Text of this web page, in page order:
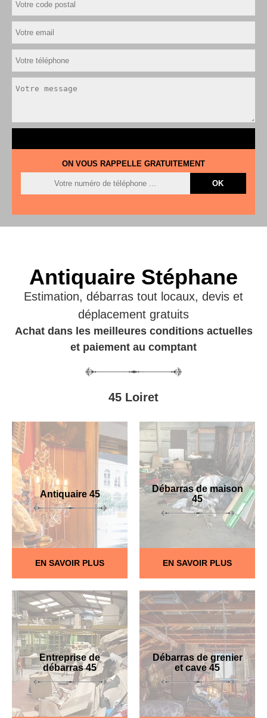
ON VOUS RAPPELLE GRATUITEMENT
Antiquaire Stéphane
Estimation, débarras tout locaux, devis et
déplacement gratuits
Achat dans les meilleures conditions actuelles
et paiement au comptant
45 Loiret
Antiquaire 45
EN SAVOIR PLUS
Débarras de maison
45
EN SAVOIR PLUS
Entreprise de
débarras 45
Débarras de grenier
et cave 45